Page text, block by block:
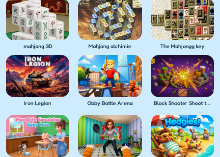
mahjong 3D Mahjong alchimie The Mahjongg key
Iron Legion Obby Battle Arena Block Shooter Shoot the Blocks!